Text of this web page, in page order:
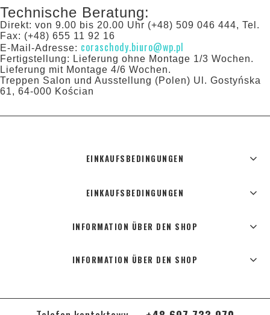
Technische Beratung:
Direkt: von 9.00 bis 20.00 Uhr (+48) 509 046 444, Tel.
Fax: (+48) 655 11 92 16
E-Mail-Adresse: coraschody.biuro@wp.pl
Fertigstellung: Lieferung ohne Montage 1/3 Wochen.
Lieferung mit Montage 4/6 Wochen.
Treppen Salon und Ausstellung (Polen) Ul. Gostyńska
61, 64-000 Kościan
EINKAUFSBEDINGUNGEN
EINKAUFSBEDINGUNGEN
INFORMATION ÜBER DEN SHOP
INFORMATION ÜBER DEN SHOP